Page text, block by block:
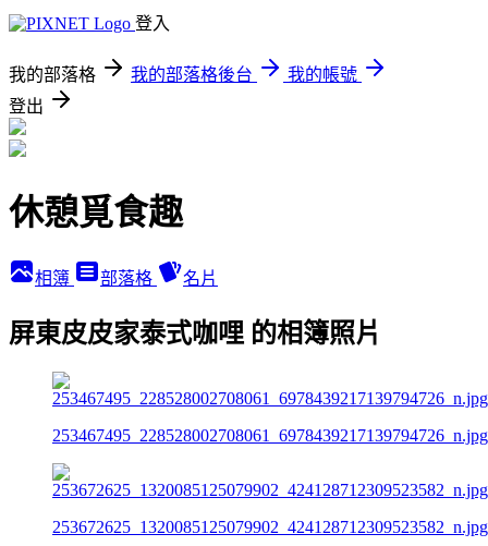
登入
我的部落格 我的部落格後台
我的帳號
登出
休憩覓食趣
相簿 部落格 名片
屏東皮皮家泰式咖哩 的相簿照片
253467495_228528002708061_6978439217139794726_n.jpg
253672625_1320085125079902_424128712309523582_n.jpg